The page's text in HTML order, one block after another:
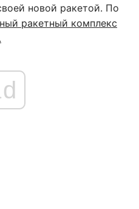
новой ракетой. По
ракетный комплекс